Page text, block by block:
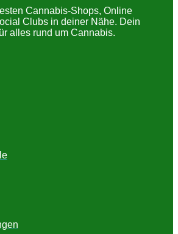
Cannabis-Shops, Online
Clubs in deiner Nähe. Dein
alles rund um Cannabis.